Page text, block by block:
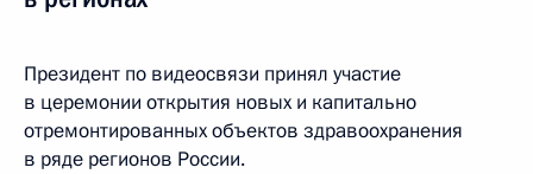
Президент по видеосвязи принял участие
в церемонии открытия новых и капитально
отремонтированных объектов здравоохранения
в ряде регионов России.